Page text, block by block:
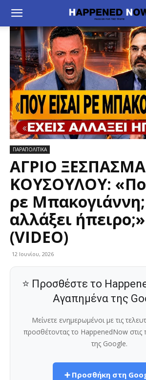
ΠΑΡΑΠΟΛΙΤΙΚΑ
ΑΓΡΙΟ ΞΕΣΠΑΣΜΑ
ΚΟΥΣΟΥΛΟΥ:
ρε Μπακογιάννη;
αλλάξει
(VIDEO)
12 Ιουνίου, 2026
⭐ Προσθέστε το
Αγαπημένα της
Μείνετε ενημερωμένοι με τις
προσθέτοντας το HappenedNow στις
της Google.
➕ Προσθήκη στη